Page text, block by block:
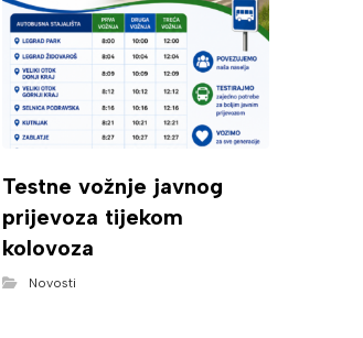
Testne vožnje javnog
prijevoza tijekom
kolovoza
Novosti